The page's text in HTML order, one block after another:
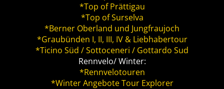
*Top of Prättigau
*Top of Surselva
*Berner Oberland und Jungfraujoch
*Graubünden I, II, III, IV & Liebhabertour
*Ticino Süd / Sottoceneri / Gottardo Sud
Rennvelo/ Winter:
*Rennvelotouren
*Winter Angebote Tour Explorer